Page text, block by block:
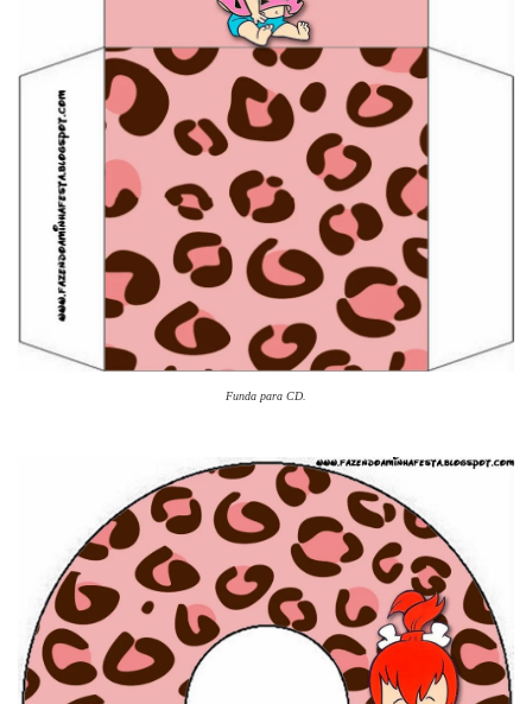
Funda para CD.